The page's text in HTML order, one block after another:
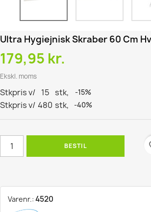
Ultra Hygiejnisk Skraber 60 Cm
179,95 kr.
Ekskl. moms
Stkpris v/ 15 stk, -15%
Stkpris v/ 480 stk, -40%
BESTIL
Varenr.: 4520